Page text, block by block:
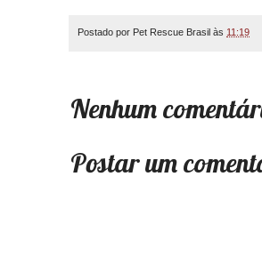
Postado por Pet Rescue Brasil às 11:19
Nenhum
Postar um